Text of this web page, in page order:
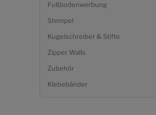
Fußbodenwerbung
Stempel
Kugelschreiber & Stifte
Zipper Walls
Zubehör
Klebebänder